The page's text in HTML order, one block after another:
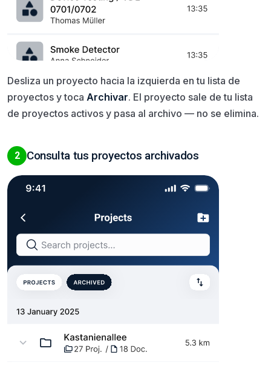
Desliza un proyecto hacia la izquierda en tu lista de
proyectos y toca Archivar. El proyecto sale de tu lista
de proyectos activos y pasa al archivo — no se elimina.
2 Consulta tus proyectos archivados